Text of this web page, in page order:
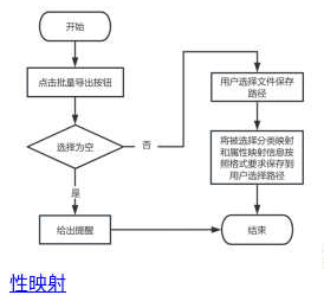
性映射